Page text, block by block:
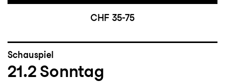
CHF 35-75
Schauspiel
21.2 Sonntag